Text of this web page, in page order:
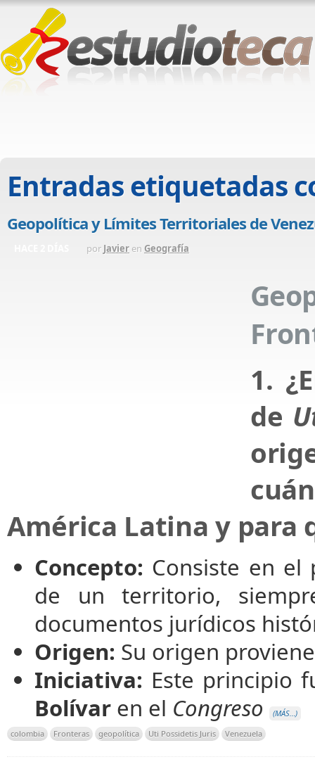
Entradas etiquetadas
Geopolítica y Límites Territoriales de
por Javier en Geografía
1.
de
América Latina y para
Concepto: Consiste en el
de un territorio,
documentos jurídicos
Origen: Su origen
Iniciativa: Este principio
Bolívar en el Congreso
(MÁS…)
colombia
Fronteras geopolítica Uti Possidetis Juris Venezuela